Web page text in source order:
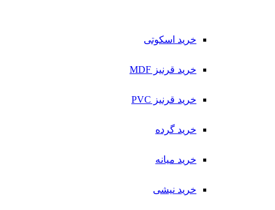
خرید اسکوتی
خرید قرنیز MDF
خرید قرنیز PVC
خرید گرده
خرید میانه
خرید نیشی